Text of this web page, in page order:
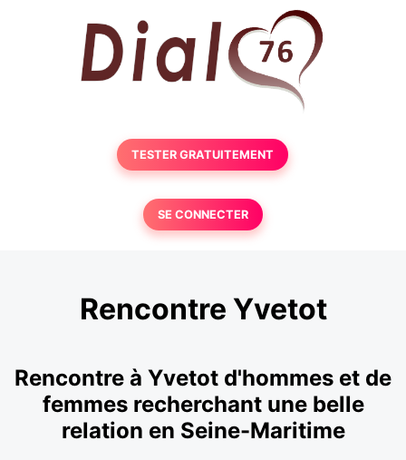
TESTER GRATUITEMENT
SE CONNECTER
Rencontre Yvetot
Rencontre à Yvetot d'hommes et de
femmes recherchant une belle
relation en Seine-Maritime